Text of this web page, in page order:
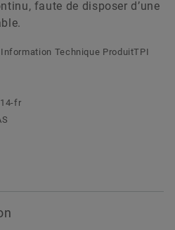
faute de disposer d’une
Information Technique ProduitTPI
fr